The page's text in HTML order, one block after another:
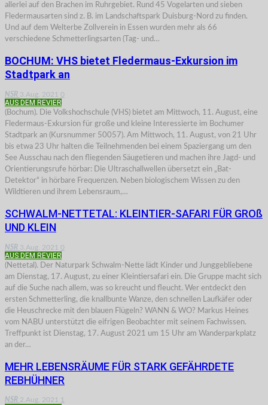
allerlei auf den Brachen im Ruhrgebiet. Rund 45 Vogelarten und sieben
Fledermausarten sind z. B. im Landschaftspark Duisburg-Nord zu finden.
Und auf dem Welterbe Zollverein in Essen wurden mehr als 66
verschiedene Schmetterlingsarten (Tag- und…
BOCHUM: VHS bietet Fledermaus-Exkursion im
Stadtpark an
NSR 3.Aug. 2021 0
AUS DEM REVIER
(Bochum). Die Volkshochschule (VHS) bietet am Mittwoch, 11. August, eine
Fledermaus-Exkursion für große und kleine Interessierte im Bochumer
Stadtpark an (Kursnummer 50057). Am Mittwoch, 11. August, von 21 Uhr
bis etwa 23 Uhr halten die Teilnehmenden bei einem Spaziergang um den
See Ausschau nach den fliegenden Säugetieren und machen ihre Jagd- und
Orientierungsrufe hörbar: Die Ultraschallwellen übersetzt ein „Bat-
Detektor“ in hörbare Frequenzen. Neben biologischem Wissen zu den
Wildtieren und ihrem Lebensraum,…
SCHWALM-NETTETAL: KLEINTIER-SAFARI FÜR GROß
UND KLEIN
NSR 3.Aug. 2021 0
AUS DEM REVIER
(Nettetal). Der Naturpark Schwalm-Nette lädt Kinder und Junggebliebene
am Dienstag, 17. August, zu einer Kleintiersafari ein. Die Gruppe macht sich
auf die Suche nach allem, was so kreucht und fleucht. Wer entdeckt den
ersten Schmetterling, die knallbunte Wanze, den schnellen Laufkäfer oder
die Heuschrecke mit den blauen Flügeln? WANN & WO? Markus Heines
vom NABU unterstützt die eifrigen Beobachter mit seinem Fachwissen.
Treffpunkt ist Dienstag, 17. August 2021 um 15 Uhr am Wanderparkplatz
an der…
MEHR LEBENSRÄUME FÜR STARK GEFÄHRDETE
REBHÜHNER
NSR 2.Aug. 2021 1